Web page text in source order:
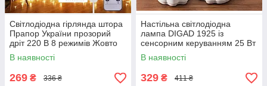
Світлодіодна гірлянда штора
Прапор України прозорий
дріт 220 В 8 режимів Жовто
синій розмір 2х2 метри
В наявності
269 ₴ 336 ₴
Настільна світлодіодна
лампа DIGAD 1925 із
сенсорним керуванням 25 Вт
3000-6000K мятна з
акумулятором
В наявності
329 ₴ 411 ₴